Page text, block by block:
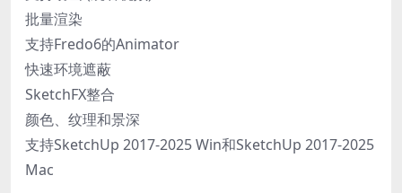
批量渲染
支持Fredo6的Animator
快速环境遮蔽
SketchFX整合
颜色、纹理和景深
支持SketchUp 2017-2025 Win和SketchUp 2017-2025
Mac